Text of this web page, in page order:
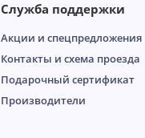
Служба поддержки
Акции и спецпредложения
Контакты и схема проезда
Подарочный сертификат
Производители